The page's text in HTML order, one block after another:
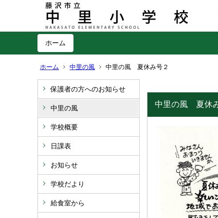
ホーム
ホーム 中里の風 中里の風 夏休み号２
保護者の方へのお知らせ
中里の風
学校概要
日課表
お知らせ
学校だより
給食室から
中里の風 夏休